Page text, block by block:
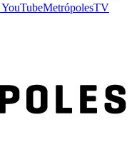
YouTubeMetrópolesTV